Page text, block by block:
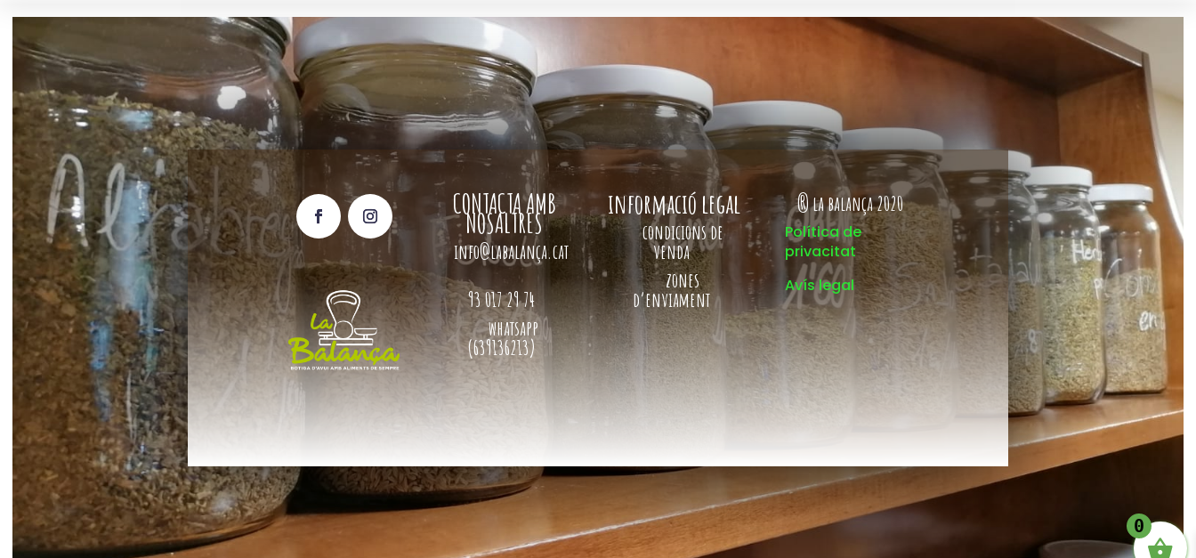
CONTACTA AMB
NOSALTRES
info@labalança.cat
93 017 29 74
whatsapp
(639136213)
informació legal
condicions de
venda
zones
d’enviament
® la balança 2020
Política de
privacitat
Avís legal
0